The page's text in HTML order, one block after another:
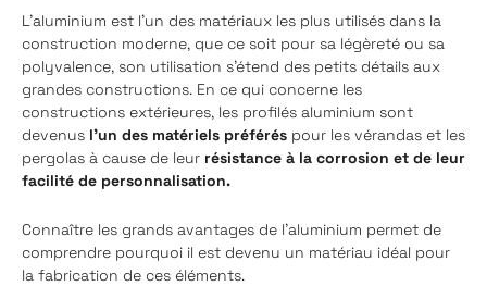
L'aluminium est l'un des matériaux les plus utilisés dans la
construction moderne, que ce soit pour sa légèreté ou sa
polyvalence, son utilisation s'étend des petits détails aux
grandes constructions. En ce qui concerne les
constructions extérieures, les profilés aluminium sont
devenus l'un des matériels préférés pour les vérandas et les
pergolas à cause de leur résistance à la corrosion et de leur
facilité de personnalisation.
Connaître les grands avantages de l’aluminium permet de
comprendre pourquoi il est devenu un matériau idéal pour
la fabrication de ces éléments.